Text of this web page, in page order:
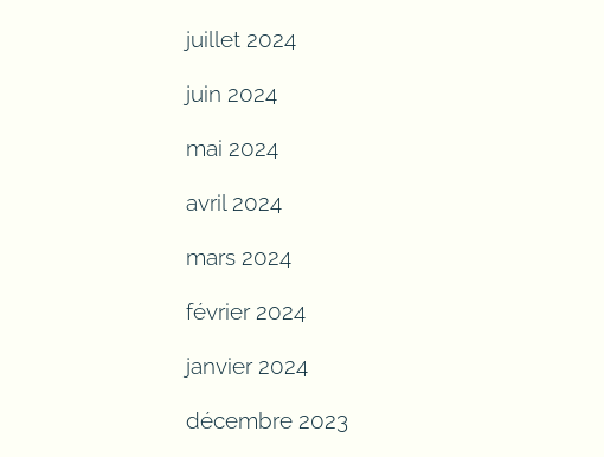
juillet 2024
juin 2024
mai 2024
avril 2024
mars 2024
février 2024
janvier 2024
décembre 2023